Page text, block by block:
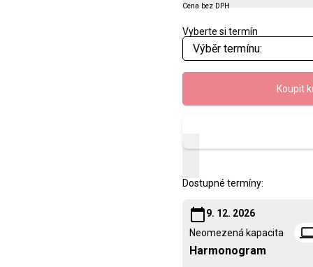
Cena bez DPH
Vyberte si termín
Koupit
Dostupné termíny:
calendar_today9. 12. 2026
Neomezená kapacita
Harmonogram